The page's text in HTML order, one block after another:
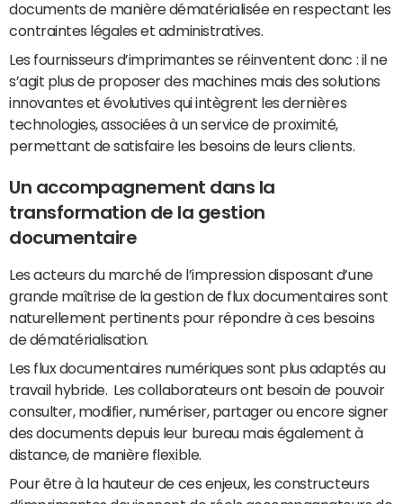
documents de manière dématérialisée en respectant les
contraintes légales et administratives.
Les fournisseurs d’imprimantes se réinventent donc : il ne
s’agit plus de proposer des machines mais des solutions
innovantes et évolutives qui intègrent les dernières
technologies, associées à un service de proximité,
permettant de satisfaire les besoins de leurs clients.
Un accompagnement dans la
transformation de la gestion
documentaire
Les acteurs du marché de l’impression disposant d’une
grande maîtrise de la gestion de flux documentaires sont
naturellement pertinents pour répondre à ces besoins
de dématérialisation.
Les flux documentaires numériques sont plus adaptés au
travail hybride. Les collaborateurs ont besoin de pouvoir
consulter, modifier, numériser, partager ou encore signer
des documents depuis leur bureau mais également à
distance, de manière flexible.
Pour être à la hauteur de ces enjeux, les constructeurs